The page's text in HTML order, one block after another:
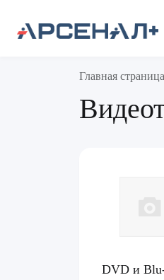
Главная страница
DVD и